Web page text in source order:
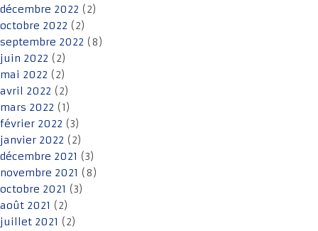
décembre 2022 (2)
octobre 2022 (2)
septembre 2022 (8)
juin 2022 (2)
mai 2022 (2)
avril 2022 (2)
mars 2022 (1)
février 2022 (3)
janvier 2022 (2)
décembre 2021 (3)
novembre 2021 (8)
octobre 2021 (3)
août 2021 (2)
juillet 2021 (2)